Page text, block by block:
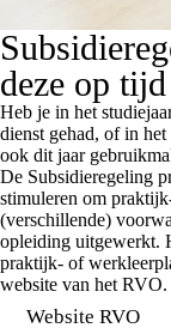
deze op
Heb je in het
dienst gehad, of in
ook dit jaar
De Subsidieregeling
stimuleren om
(verschillende)
opleiding uitgewerkt.
praktijk- of
website van het RVO.
Website RVO